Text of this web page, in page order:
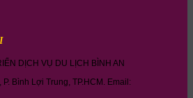
DỊCH VỤ DU LỊCH BÌNH AN
Bình Lợi Trung, TP.HCM. Email: